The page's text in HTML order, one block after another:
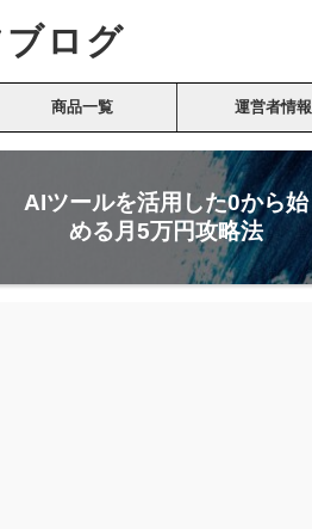
ログ
商品一覧 運営者情報
AIツールを活用した0から始
める月5万円攻略法